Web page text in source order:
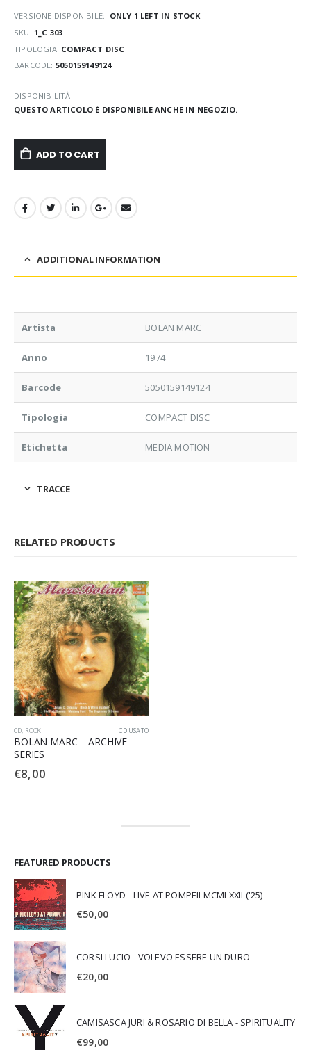
VERSIONE DISPONIBILE:: ONLY 1 LEFT IN STOCK
SKU: 1_C 303
TIPOLOGIA: COMPACT DISC
BARCODE: 5050159149124
DISPONIBILITÀ:
QUESTO ARTICOLO È DISPONIBILE ANCHE IN NEGOZIO.
ADD TO CART
ADDITIONAL INFORMATION
Artista BOLAN MARC
Anno 1974
Barcode 5050159149124
Tipologia COMPACT DISC
Etichetta MEDIA MOTION
TRACCE
RELATED PRODUCTS
CD USATO
CD, ROCK
BOLAN MARC – ARCHIVE
SERIES
€8,00
FEATURED PRODUCTS
PINK FLOYD - LIVE AT POMPEII MCMLXXII ('25)
€50,00
CORSI LUCIO - VOLEVO ESSERE UN DURO
€20,00
CAMISASCA JURI & ROSARIO DI BELLA - SPIRITUALITY
€99,00